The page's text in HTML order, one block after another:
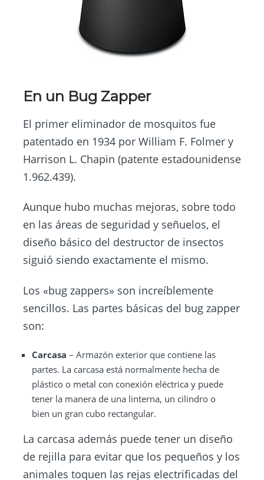
En un Bug Zapper
El primer eliminador de mosquitos fue
patentado en 1934 por William F. Folmer y
Harrison L. Chapin (patente estadounidense
1.962.439).
Aunque hubo muchas mejoras, sobre todo
en las áreas de seguridad y señuelos, el
diseño básico del destructor de insectos
siguió siendo exactamente el mismo.
Los «bug zappers» son increíblemente
sencillos. Las partes básicas del bug zapper
son:
Carcasa – Armazón exterior que contiene las
partes. La carcasa está normalmente hecha de
plástico o metal con conexión eléctrica y puede
tener la manera de una linterna, un cilindro o
bien un gran cubo rectangular.
La carcasa además puede tener un diseño
de rejilla para evitar que los pequeños y los
animales toquen las rejas electrificadas del